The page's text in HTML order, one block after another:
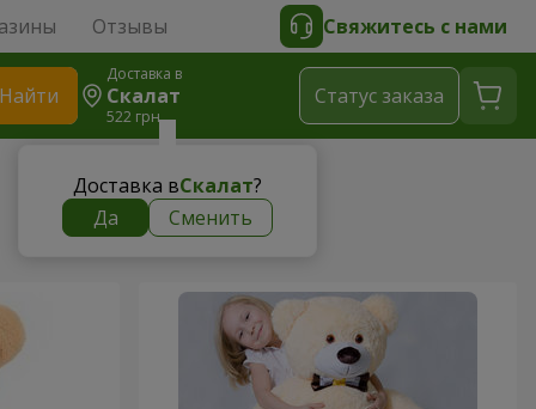
Отзывы Свяжитесь с нами
Найти
Доставка в
Скалат
522 грн
Доставка вСкалат?
Да
Сменить
Cтатус заказа